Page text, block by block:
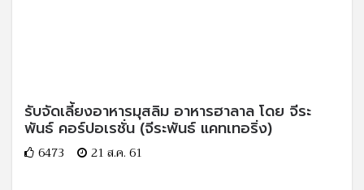
รับจัดเลี้ยงอาหารมุสลิม อาหารฮาลาล โดย จีระ
พันธ์ คอร์ปอเรชั่น (จีระพันธ์ แคทเทอริ่ง)
6473 21 ส.ค. 61